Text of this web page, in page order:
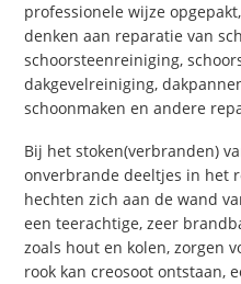
professionele wijze
denken aan reparatie van
schoorsteenreiniging,
dakgevelreiniging,
schoonmaken en andere
Bij het stoken(verbranden)
onverbrande deeltjes in het
hechten zich aan de wand
een teerachtige, zeer
zoals hout en kolen, zorgen
rook kan creosoot ontstaan,